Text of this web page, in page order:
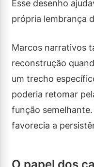
Esse desenho
própria lembrança
Marcos narrativos
reconstrução
um trecho
poderia retomar
função
favorecia a